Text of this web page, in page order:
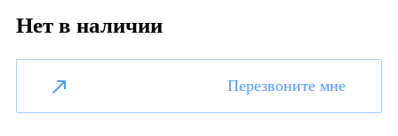
Нет в наличии
Перезвоните мне